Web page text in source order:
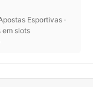
Esportivas ·
em slots